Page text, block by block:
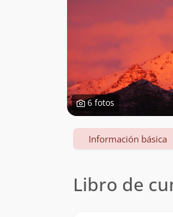
6 fotos
Información básica
Libro de